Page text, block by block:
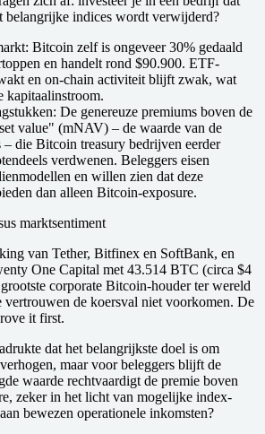
indices wordt verwijderd?
: Bitcoin zelf is ongeveer 30% gedaald
en handelt rond $90.900. ETF-
en on-chain activiteit blijft zwak, wat
kapitaalinstroom.
: De genereuze premiums boven de
value" (mNAV) – de waarde van de
die Bitcoin treasury bedrijven eerder
verdwenen. Beleggers eisen
en willen zien dat deze
dan alleen Bitcoin-exposure.
marktsentiment
van Tether, Bitfinex en SoftBank, en
One Capital met 43.514 BTC (circa $4
corporate Bitcoin-houder ter wereld
de koersval niet voorkomen. De
it first.
dat het belangrijkste doel is om
maar voor beleggers blijft de
waarde rechtvaardigt de premie boven
zeker in het licht van mogelijke index-
bewezen operationele inkomsten?